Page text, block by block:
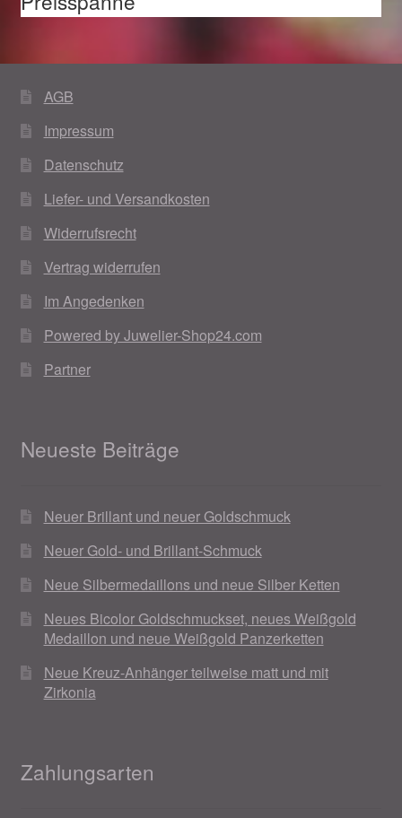
AGB
Impressum
Datenschutz
Liefer- und Versandkosten
Widerrufsrecht
Vertrag widerrufen
Im Angedenken
Powered by Juwelier-Shop24.com
Partner
Neueste Beiträge
Neuer Brillant und neuer Goldschmuck
Neuer Gold- und Brillant-Schmuck
Neue Silbermedaillons und neue Silber Ketten
Neues Bicolor Goldschmuckset, neues Weißgold
Medaillon und neue Weißgold Panzerketten
Neue Kreuz-Anhänger teilweise matt und mit
Zirkonia
Zahlungsarten